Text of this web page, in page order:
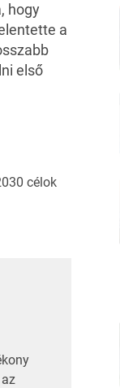
hogy
a
első
célok